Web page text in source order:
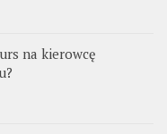
na kierowcę